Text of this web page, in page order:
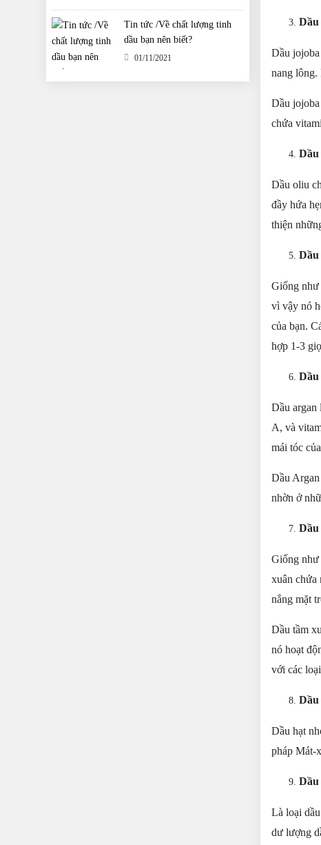
Tin tức /Về chất lượng tinh
dầu bạn nên biết?
01/11/2021
Dầu
Dầu
nang lông.
Dầu
chứa
Dầu
Dầu oliu
đầy hứa
thiện
Dầu
Giống như
vì vậy nó
của bạn.
hợp 1-3
Dầu
Dầu argan
A, và
mái tóc
Dầu
nhờn ở
Dầu
Giống như
xuân chứa
nắng mặt
Dầu tầm
nó hoạt
với các
Dầu
Dầu hạt
pháp Mát-
Là loại
dư lượng